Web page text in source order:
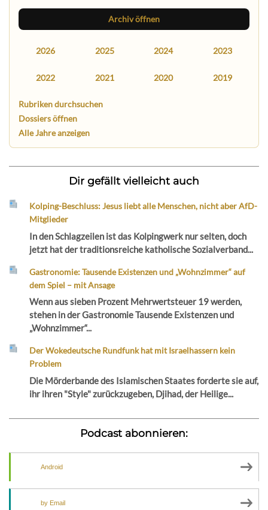
Archiv öffnen
2026 2025 2024 2023
2022 2021 2020 2019
Rubriken durchsuchen
Dossiers öffnen
Alle Jahre anzeigen
Dir gefällt vielleicht auch
Kolping-Beschluss: Jesus liebt alle Menschen, nicht aber AfD-
Mitglieder
In den Schlagzeilen ist das Kolpingwerk nur selten, doch
jetzt hat der traditionsreiche katholische Sozialverband...
Gastronomie: Tausende Existenzen und „Wohnzimmer“ auf
dem Spiel – mit Ansage
Wenn aus sieben Prozent Mehrwertsteuer 19 werden,
stehen in der Gastronomie Tausende Existenzen und
„Wohnzimmer“...
Der Wokedeutsche Rundfunk hat mit Israelhassern kein
Problem
Die Mörderbande des Islamischen Staates forderte sie auf,
ihr ihren "Style" zurückzugeben, Djihad, der Heilige...
Podcast abonnieren:
Android
by Email